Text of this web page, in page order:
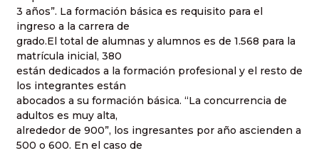
3 años”. La formación básica es requisito para el
ingreso a la carrera de
grado.El total de alumnas y alumnos es de 1.568 para la
matrícula inicial, 380
están dedicados a la formación profesional y el resto de
los integrantes están
abocados a su formación básica. “La concurrencia de
adultos es muy alta,
alrededor de 900”, los ingresantes por año ascienden a
500 o 600. En el caso de